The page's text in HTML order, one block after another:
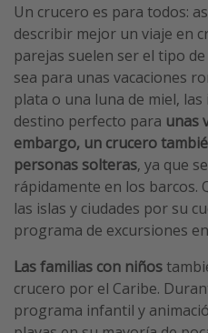
Un crucero es para todos:
describir mejor un viaje en
parejas suelen ser el tipo
sea para unas vacaciones
plata o una luna de miel,
destino perfecto para unas
embargo, un crucero
personas solteras, ya que
rápidamente en los barcos.
las islas y ciudades por su
programa de excursiones
Las familias con niños
crucero por el Caribe.
programa infantil y